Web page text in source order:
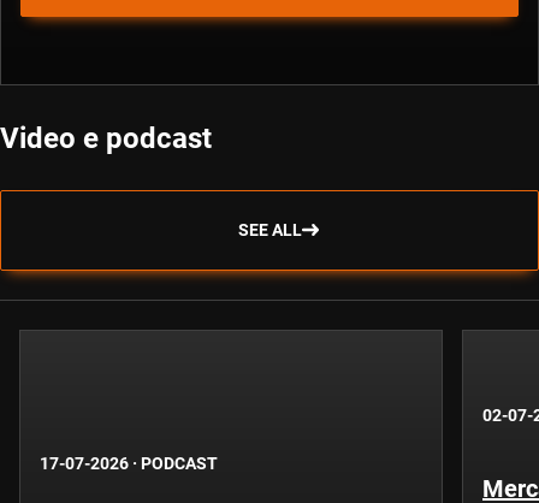
Video e podcast
SEE ALL
17-07-2026 · PODCAST
02-07-